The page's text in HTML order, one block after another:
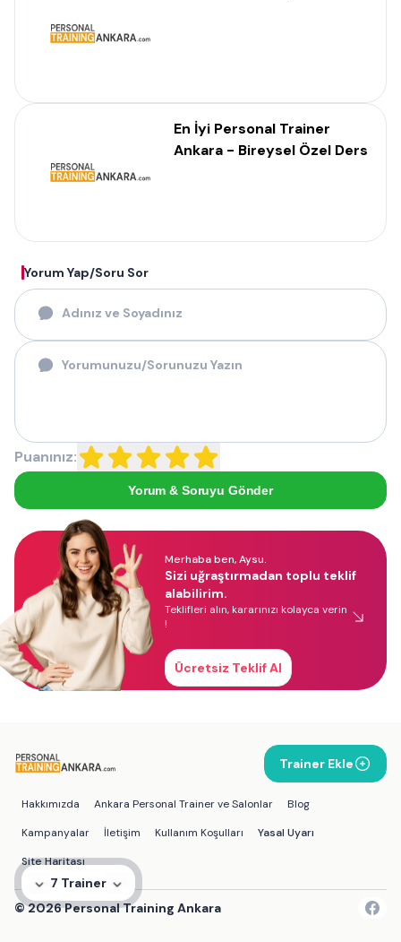
7 Trainer
En İyi Personal Trainer
Ankara - Bireysel Özel Ders
Yorum Yap/Soru Sor
Puanınız:
Yorum & Soruyu Gönder
Merhaba ben, Aysu.
Sizi uğraştırmadan toplu teklif
alabilirim.
Teklifleri alın, kararınızı kolayca verin
!
Ücretsiz Teklif Al
Trainer Ekle
Hakkımızda Ankara Personal Trainer ve Salonlar
Blog
Kampanyalar
İletişim Kullanım Koşulları
Yasal Uyarı
Site Haritası
©2026Personal Training Ankara